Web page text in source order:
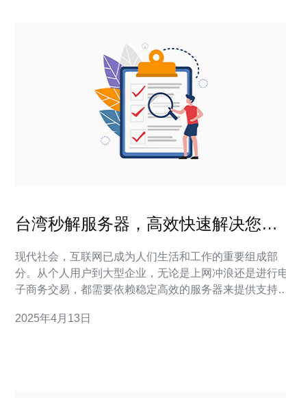
台湾秒解服务器，高效快速解决您的
现代社会，互联网已成为人们生活和工作的重要组成部
分。从个人用户到大型企业，无论是上网冲浪还是进行
子商务交易，都需要依赖稳定高效的服务器来提供支持
网络体验和业务运营。 服务器问题的挑战 在面对服务器
2025年4月13日